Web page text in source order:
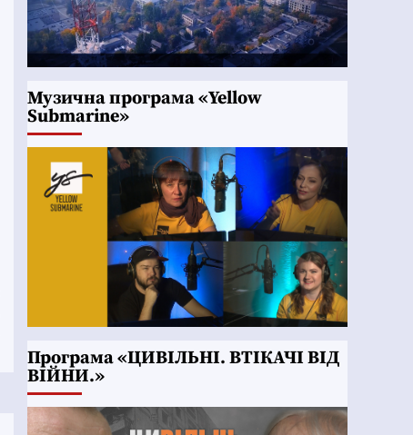
Музична програма «Yellow
Submarine»
Програма «ЦИВІЛЬНІ. ВТІКАЧІ ВІД
ВІЙНИ.»